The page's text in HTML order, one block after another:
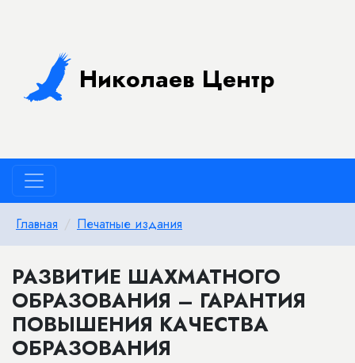
Николаев Центр
Главная Печатные издания
РАЗВИТИЕ ШАХМАТНОГО
ОБРАЗОВАНИЯ – ГАРАНТИЯ
ПОВЫШЕНИЯ КАЧЕСТВА
ОБРАЗОВАНИЯ